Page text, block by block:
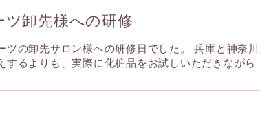
卸先様への研修
ツの卸先サロン様への研修日でした。 兵庫と神奈
するよりも、実際に化粧品をお試しいただきながら